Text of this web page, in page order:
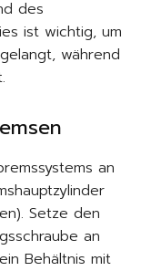
des
ist wichtig, um
während
an
Setze den
an
Behältnis mit